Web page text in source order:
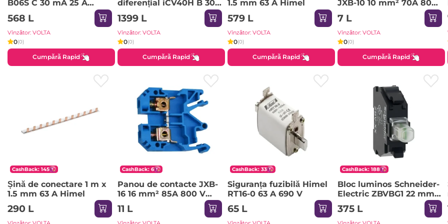
B06S C 30 mA 25 A
1P+NP 220 - 240 V IEK
568 L
Vînzător: VOLTA
0(0)
Cumpără Rapid
diferențial iCV40H B 30
mA 25 A 1P+N 220 - 240
V Schneider-Electric
1399 L
Vînzător: VOLTA
0(0)
Cumpără Rapid
1.5 mm 63 A Himel
579 L
Vînzător: VOLTA
0(0)
Cumpără Rapid
JXB-10 10 mm² 70A 800
V
7 L
Vînzător: VOLTA
0(0)
Cumpără Rapid
CashBack: 145
Șină de conectare 1 m x
1.5 mm 63 A Himel
290 L
CashBack: 6
Panou de contacte JXB-
16 16 mm² 85A 800 V
KASAN
11 L
CashBack: 33
Siguranța fuzibilă Himel
RT16-0 63 A 690 V
65 L
CashBack: 188
Bloc luminos Schneider-
Electric ZBVBG1 22 mm
24 - 240 V
375 L